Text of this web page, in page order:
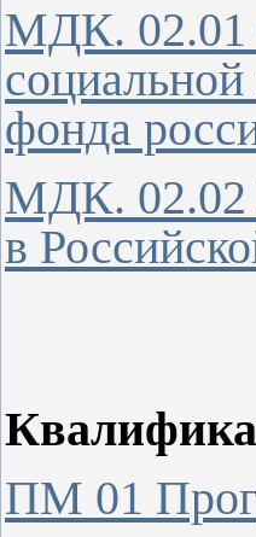
МДК. 02.01
фонда
МДК. 02.02
в
ПМ 01